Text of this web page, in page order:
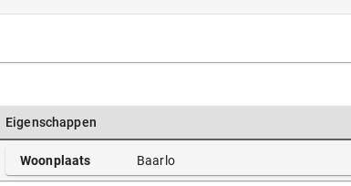
Eigenschappen
Woonplaats Baarlo